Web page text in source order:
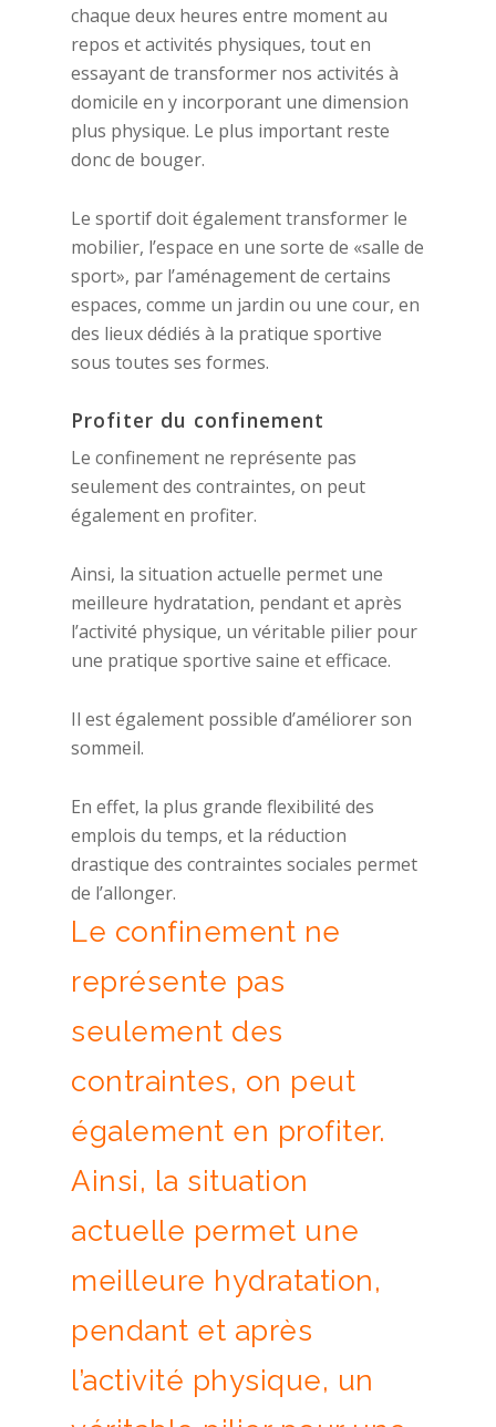
chaque deux heures entre moment au
repos et activités physiques, tout en
essayant de transformer nos activités à
domicile en y incorporant une dimension
plus physique. Le plus important reste
donc de bouger.
Le sportif doit également transformer le
mobilier, l’espace en une sorte de «salle de
sport», par l’aménagement de certains
espaces, comme un jardin ou une cour, en
des lieux dédiés à la pratique sportive
sous toutes ses formes.
Profiter du confinement
Le confinement ne représente pas
seulement des contraintes, on peut
également en profiter.
Ainsi, la situation actuelle permet une
meilleure hydratation, pendant et après
l’activité physique, un véritable pilier pour
une pratique sportive saine et efficace.
Il est également possible d’améliorer son
sommeil.
En effet, la plus grande flexibilité des
emplois du temps, et la réduction
drastique des contraintes sociales permet
de l’allonger.
Le confinement ne
représente pas
seulement des
contraintes, on peut
également en profiter.
Ainsi, la situation
actuelle permet une
meilleure hydratation,
pendant et après
l’activité physique, un